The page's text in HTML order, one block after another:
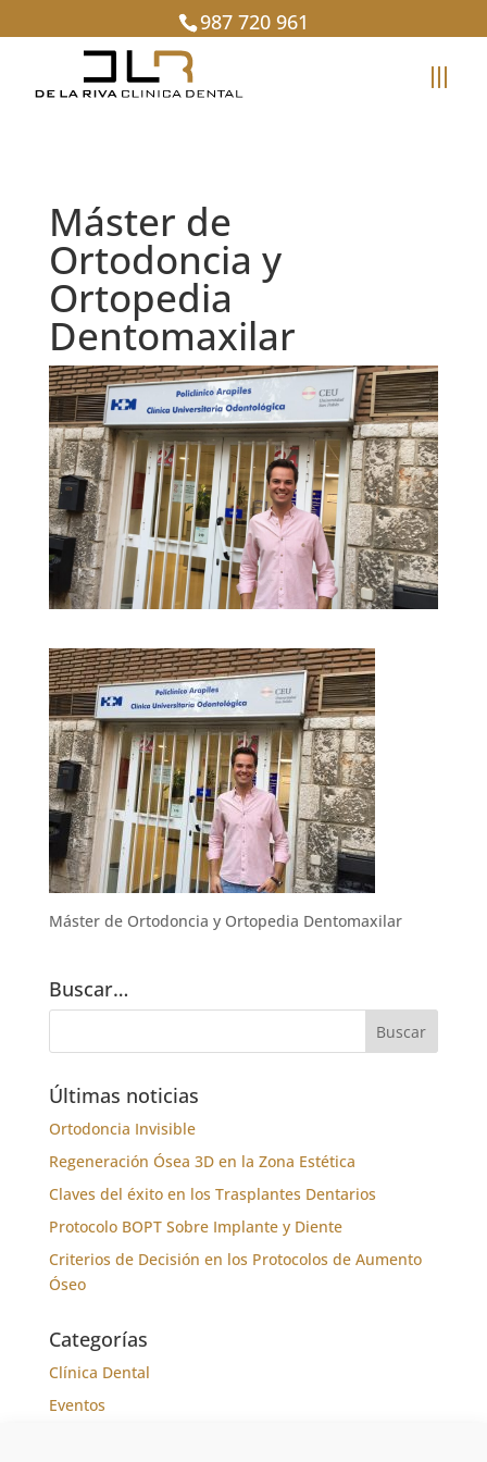
987 720 961
Máster de
Ortodoncia y
Ortopedia
Dentomaxilar
Máster de Ortodoncia y Ortopedia Dentomaxilar
Buscar…
Últimas noticias
Ortodoncia Invisible
Regeneración Ósea 3D en la Zona Estética
Claves del éxito en los Trasplantes Dentarios
Protocolo BOPT Sobre Implante y Diente
Criterios de Decisión en los Protocolos de Aumento
Óseo
Categorías
Clínica Dental
Eventos